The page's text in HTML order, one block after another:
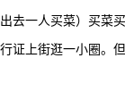
出去一人买菜）买菜
行证上街逛一小圈。